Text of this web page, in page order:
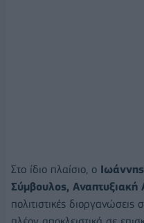
Στο ίδιο πλαίσιο, ο
Σύμβουλος, Αναπτυξιακή
πολιτιστικές